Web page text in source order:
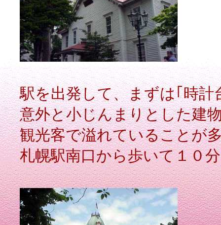
駅を出発して、まずは｢時計
意外と小じんまりとした建
観光客で溢れていることが
札幌駅南口から歩いて１０